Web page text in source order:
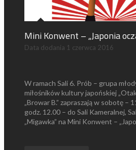
Mini Konwent – „Japonia
Data dodania 1 czerwca 2016
W ramach Sali 6. Prób – grupa
miłośników kultury japońskiej
„Browar B.” zapraszają w sobotę –
godz. 12.00 – do Sali Kameralnej,
„Migawka” na Mini Konwent –